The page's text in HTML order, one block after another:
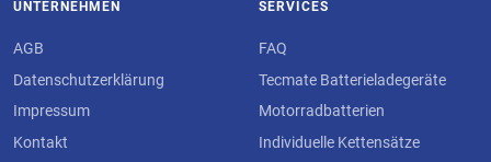
UNTERNEHMEN
AGB
Datenschutzerklärung
Impressum
Kontakt
SERVICES
FAQ
Tecmate Batterieladegeräte
Motorradbatterien
Individuelle Kettensätze